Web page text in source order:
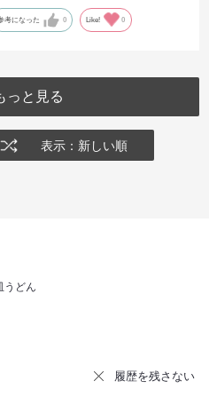
考になった 0 Like! 0
っと見る
表示：新しい順
うどん
履歴を残さない